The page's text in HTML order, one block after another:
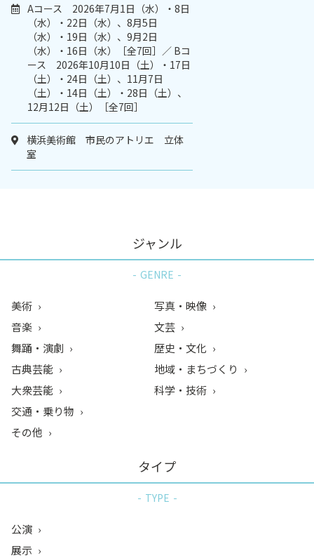
Aコース 2026年7月1日（水）・8日
（水）・22日（水）、8月5日
（水）・19日（水）、9月2日
（水）・16日（水）［全7回］／ Bコ
ース 2026年10月10日（土）・17日
（土）・24日（土）、11月7日
（土）・14日（土）・28日（土）、
12月12日（土）［全7回］
横浜美術館 市民のアトリエ 立体
室
ジャンル
GENRE
美術
音楽
舞踊・演劇
古典芸能
大衆芸能
写真・映像
文芸
歴史・文化
地域・まちづくり
科学・技術
交通・乗り物
その他
タイプ
TYPE
公演
展示